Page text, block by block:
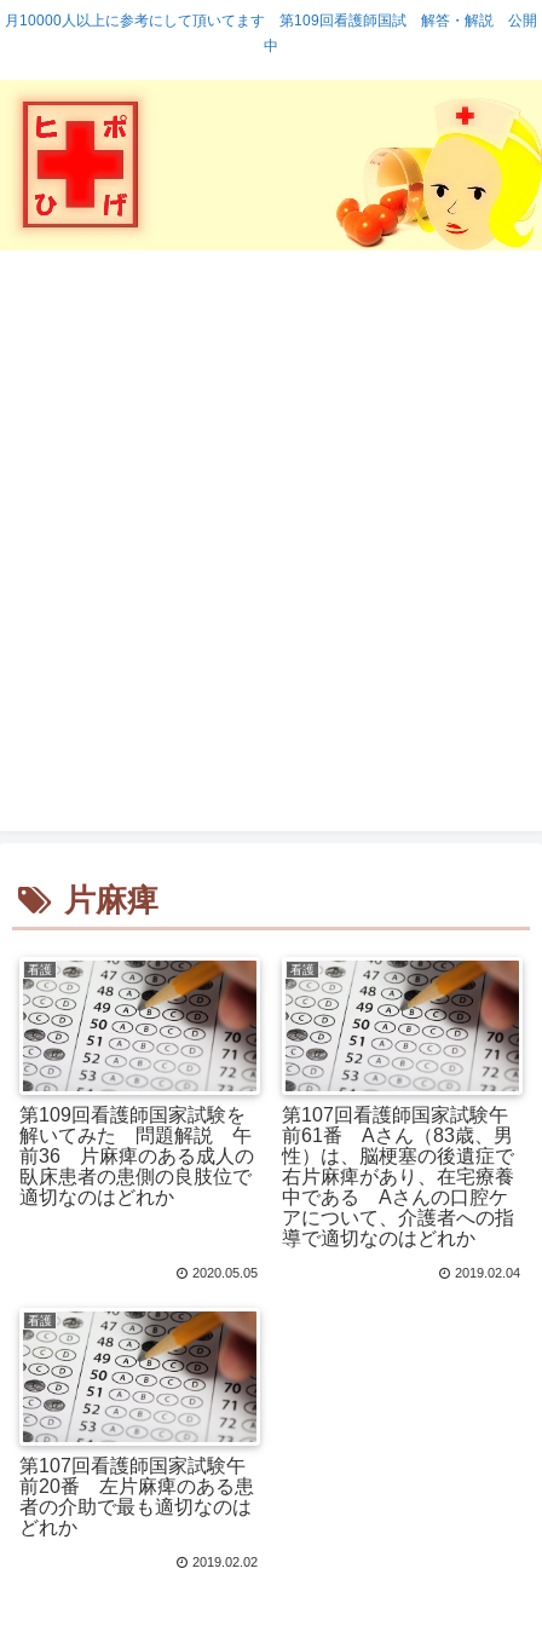
月10000人以上に参考にして頂いてます 第109回看護師国試 解答・解説 公開
中
片麻痺
看護
第109回看護師国家試験を
解いてみた 問題解説 午
前36 片麻痺のある成人の
臥床患者の患側の良肢位で
適切なのはどれか
2020.05.05
看護
第107回看護師国家試験午
前61番 Aさん（83歳、男
性）は、脳梗塞の後遺症で
右片麻痺があり、在宅療養
中である Aさんの口腔ケ
アについて、介護者への指
導で適切なのはどれか
2019.02.04
看護
第107回看護師国家試験午
前20番 左片麻痺のある患
者の介助で最も適切なのは
どれか
2019.02.02